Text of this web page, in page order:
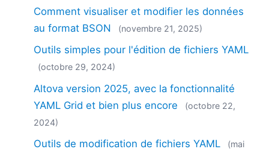
2021
2019
2018
2016
2014
2013
2012
Comment visualiser et modifier les données
au format BSON
(novembre 21, 2025)
Outils simples pour l'édition de fichiers YAML
(octobre 29, 2024)
Altova version 2025, avec la fonctionnalité
YAML Grid et bien plus encore
(octobre 22,
2024)
Outils de modification de fichiers YAML
(mai